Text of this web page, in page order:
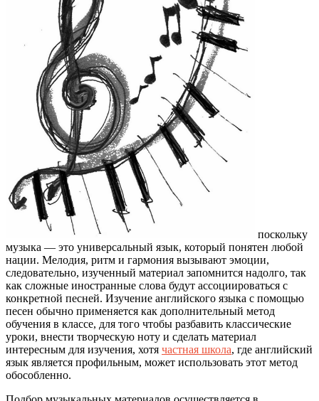
поскольку
музыка — это универсальный язык, который понятен любой
нации. Мелодия, ритм и гармония вызывают эмоции,
следовательно, изученный материал запомнится надолго, так
как сложные иностранные слова будут ассоциироваться с
конкретной песней. Изучение английского языка с помощью
песен обычно применяется как дополнительный метод
обучения в классе, для того чтобы разбавить классические
уроки, внести творческую ноту и сделать материал
интересным для изучения, хотя частная школа, где английский
язык является профильным, может использовать этот метод
обособленно.